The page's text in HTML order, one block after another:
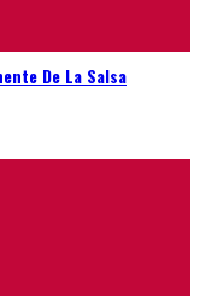
De La Salsa